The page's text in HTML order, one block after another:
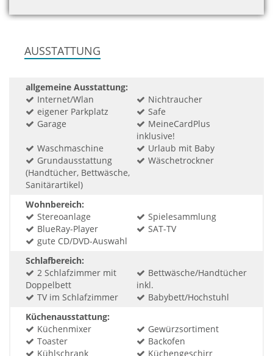
AUSSTATTUNG
allgemeine Ausstattung:
Internet/Wlan
Nichtraucher
eigener Parkplatz
Safe
Garage
MeineCardPlus
inklusive!
Waschmaschine
Urlaub mit Baby
Grundausstattung
(Handtücher, Bettwäsche,
Sanitärartikel)
Wäschetrockner
Wohnbereich:
Stereoanlage
Spielesammlung
BlueRay-Player
SAT-TV
gute CD/DVD-Auswahl
Schlafbereich:
2 Schlafzimmer mit
Doppelbett
Bettwäsche/Handtücher
inkl.
TV im Schlafzimmer
Babybett/Hochstuhl
Küchenausstattung:
Küchenmixer
Gewürzsortiment
Toaster
Backofen
Kühlschrank
Küchengeschirr